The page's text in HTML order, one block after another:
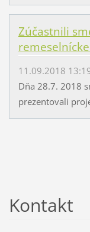
Zúčastnili
11.09.2018
Dňa 28.7. 2018
prezentovali
Kontakt